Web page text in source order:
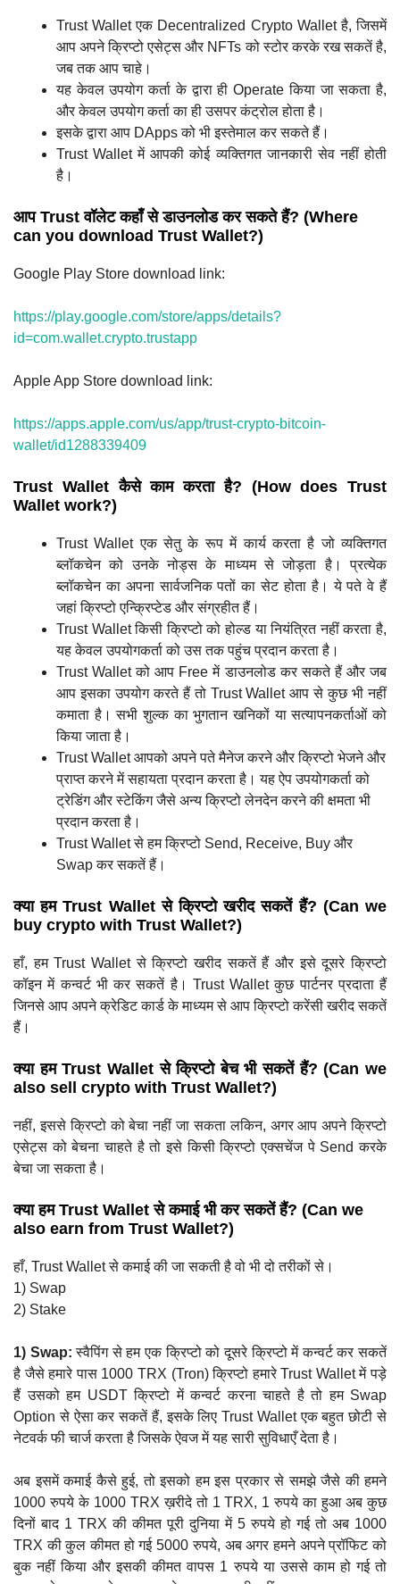
Trust Wallet एक Decentralized Crypto Wallet है, जिसमें
आप अपने क्रिप्टो एसेट्स और NFTs को स्टोर करके रख सकतें है,
जब तक आप चाहे।
यह केवल उपयोग कर्ता के द्वारा ही Operate किया जा सकता है,
और केवल उपयोग कर्ता का ही उसपर कंट्रोल होता है।
इसके द्वारा आप DApps को भी इस्तेमाल कर सकते हैं।
Trust Wallet में आपकी कोई व्यक्तिगत जानकारी सेव नहीं होती
है।
आप Trust वॉलेट कहाँ से डाउनलोड कर सकते हैं? (Where
can you download Trust Wallet?)
Google Play Store download link:
https://play.google.com/store/apps/details?
id=com.wallet.crypto.trustapp
Apple App Store download link:
https://apps.apple.com/us/app/trust-crypto-bitcoin-
wallet/id1288339409
Trust Wallet कैसे काम करता है? (How does Trust
Wallet work?)
Trust Wallet एक सेतु के रूप में कार्य करता है जो व्यक्तिगत
ब्लॉकचेन को उनके नोड्स के माध्यम से जोड़ता है। प्रत्येक
ब्लॉकचेन का अपना सार्वजनिक पतों का सेट होता है। ये पते वे हैं
जहां क्रिप्टो एन्क्रिप्टेड और संग्रहीत हैं।
Trust Wallet किसी क्रिप्टो को होल्ड या नियंत्रित नहीं करता है,
यह केवल उपयोगकर्ता को उस तक पहुंच प्रदान करता है।
Trust Wallet को आप Free में डाउनलोड कर सकते हैं और जब
आप इसका उपयोग करते हैं तो Trust Wallet आप से कुछ भी नहीं
कमाता है। सभी शुल्क का भुगतान खनिकों या सत्यापनकर्ताओं को
किया जाता है।
Trust Wallet आपको अपने पते मैनेज करने और क्रिप्टो भेजने और
प्राप्त करने में सहायता प्रदान करता है। यह ऐप उपयोगकर्ता को
ट्रेडिंग और स्टेकिंग जैसे अन्य क्रिप्टो लेनदेन करने की क्षमता भी
प्रदान करता है।
Trust Wallet से हम क्रिप्टो Send, Receive, Buy और
Swap कर सकतें हैं।
क्या हम Trust Wallet से क्रिप्टो खरीद सकतें हैं? (Can we
buy crypto with Trust Wallet?)
हाँ, हम Trust Wallet से क्रिप्टो खरीद सकतें हैं और इसे दूसरे क्रिप्टो
कॉइन में कन्वर्ट भी कर सकतें है। Trust Wallet कुछ पार्टनर प्रदाता हैं
जिनसे आप अपने क्रेडिट कार्ड के माध्यम से आप क्रिप्टो करेंसी खरीद सकतें
हैं।
क्या हम Trust Wallet से क्रिप्टो बेच भी सकतें हैं? (Can we
also sell crypto with Trust Wallet?)
नहीं, इससे क्रिप्टो को बेचा नहीं जा सकता लकिन, अगर आप अपने क्रिप्टो
एसेट्स को बेचना चाहते है तो इसे किसी क्रिप्टो एक्सचेंज पे Send करके
बेचा जा सकता है।
क्या हम Trust Wallet से कमाई भी कर सकतें हैं? (Can we
also earn from Trust Wallet?)
हाँ, Trust Wallet से कमाई की जा सकती है वो भी दो तरीकों से।
1) Swap
2) Stake
1) Swap:स्वैपिंग से हम एक क्रिप्टो को दूसरे क्रिप्टो में कन्वर्ट कर सकतें
है जैसे हमारे पास 1000 TRX (Tron) क्रिप्टो हमारे Trust Wallet में पड़े
हैं उसको हम USDT क्रिप्टो में कन्वर्ट करना चाहते है तो हम Swap
Option से ऐसा कर सकतें हैं, इसके लिए Trust Wallet एक बहुत छोटी से
नेटवर्क फी चार्ज करता है जिसके ऐवज में यह सारी सुविधाएँ देता है।
अब इसमें कमाई कैसे हुई, तो इसको हम इस प्रकार से समझे जैसे की हमने
1000 रुपये के 1000 TRX ख़रीदे तो 1 TRX, 1 रुपये का हुआ अब कुछ
दिनों बाद 1 TRX की कीमत पूरी दुनिया में 5 रुपये हो गई तो अब 1000
TRX की कुल कीमत हो गई 5000 रुपये, अब अगर हमने अपने प्रॉफिट को
बुक नहीं किया और इसकी कीमत वापस 1 रुपये या उससे काम हो गई तो